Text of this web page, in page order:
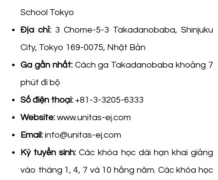
School Tokyo
Địa chỉ: 3 Chome-5-3 Takadanobaba, Shinjuku
City, Tokyo 169-0075, Nhật Bản
Ga gần nhất:Cách ga Takadanobaba khoảng 7
phút đi bộ
Số điện thoại: +81-3-3205-6333
Website: www.unitas-ej.com
Email: info@unitas-ej.com
Kỳ tuyển sinh: Các khóa học dài hạn khai giảng
vào tháng 1, 4, 7 và 10 hằng năm. Các khóa học